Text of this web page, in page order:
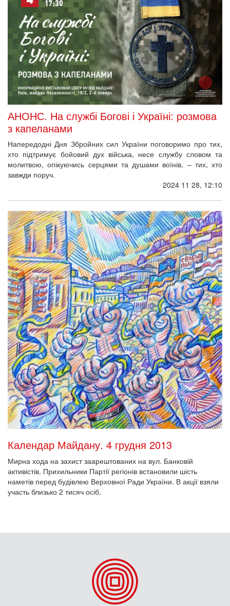
АНОНС. На службі Богові і Україні: розмова
з капеланами
Напередодні Дня Збройних сил України поговоримо про тих,
хто підтримує бойовий дух війська, несе службу словом та
молитвою, опікуючись серцями та душами воїнів, – тих, хто
завжди поруч.
2024 11 28, 12:10
Календар Майдану. 4 грудня 2013
Мирна хода на захист заарештованих на вул. Банковій
активістів. Прихильники Партії регіонів встановили шість
наметів перед будівлею Верховної Ради України. В акції взяли
участь близько 2 тисяч осіб.